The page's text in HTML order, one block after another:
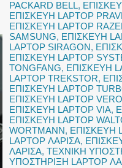
PACKARD BELL,
ΕΠΙΣΚΕΥΗ LAPTOP
ΕΠΙΣΚΕΥΗ LAPTOP
SAMSUNG, ΕΠΙΣΚΕΥΗ
LAPTOP SIRAGON,
ΕΠΙΣΚΕΥΗ LAPTOP
TONGFANG, ΕΠΙΣΚΕΥΗ
LAPTOP TREKSTOR,
ΕΠΙΣΚΕΥΗ LAPTOP
ΕΠΙΣΚΕΥΗ LAPTOP VERO
ΕΠΙΣΚΕΥΗ LAPTOP VIA,
ΕΠΙΣΚΕΥΗ LAPTOP
WORTMANN, ΕΠΙΣΚΕΥΗ
LAPTOP ΛΑΡΙΣΑ,
ΛΑΡΙΣΑ,ΤΕΧΝΙΚΗ
ΥΠΟΣΤΗΡΙΞΗ LAPTOP